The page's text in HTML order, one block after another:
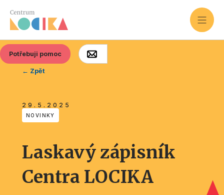
Potřebuji pomoc
← Zpět
29.5.2025
NOVINKY
Laskavý zápisník
Centra LOCIKA